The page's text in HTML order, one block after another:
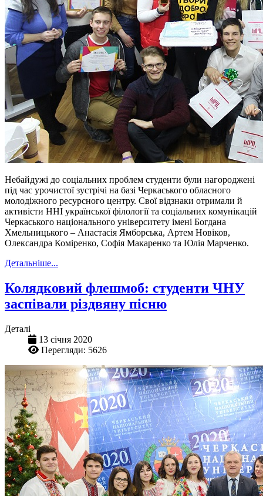
Небайдужі до соціальних проблем студенти були нагороджені
під час урочистої зустрічі на базі Черкаського обласного
молодіжного ресурсного центру. Свої відзнаки отримали й
активісти ННІ української філології та соціальних комунікацій
Черкаського національного університету імені Богдана
Хмельницького – Анастасія Ямборська, Артем Новіков,
Олександра Коміренко, Софія Макаренко та Юлія Марченко.
Детальніше...
Колядковий флешмоб: студенти ЧНУ
заспівали різдвяну пісню
Деталі
13 січня 2020
Перегляди: 5626